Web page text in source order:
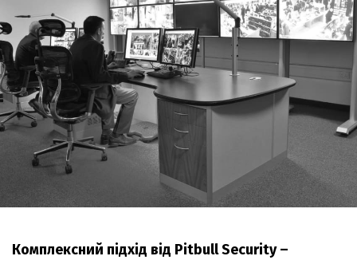
Комплексний підхід від Pitbull Security –